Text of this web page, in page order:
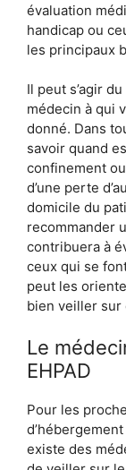
évaluation
handicap ou
les principaux
Il peut s’agir
médecin à qui
donné. Dans
savoir quand
confinement
d’une perte
domicile du
recommander
contribuera à
ceux qui se
peut les
bien veiller sur
Le
EHPAD
Pour les
existe des